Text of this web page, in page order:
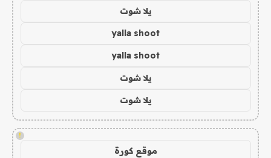
يلا شوت
yalla shoot
yalla shoot
يلا شوت
يلا شوت
!
موقع كورة